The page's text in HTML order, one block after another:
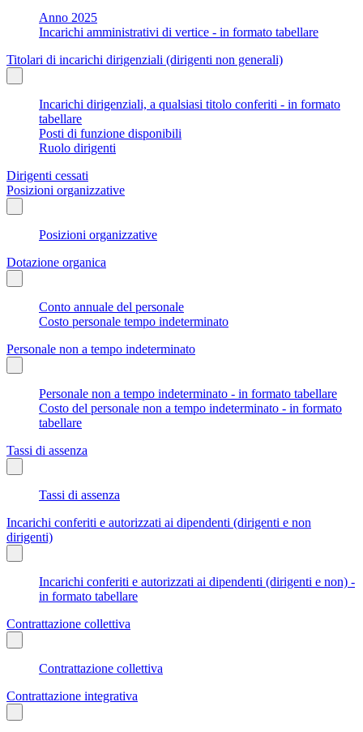
Anno 2025
Incarichi amministrativi di vertice - in formato tabellare
Titolari di incarichi dirigenziali (dirigenti non generali)
Incarichi dirigenziali, a qualsiasi titolo conferiti - in formato
tabellare
Posti di funzione disponibili
Ruolo dirigenti
Dirigenti cessati
Posizioni organizzative
Posizioni organizzative
Dotazione organica
Conto annuale del personale
Costo personale tempo indeterminato
Personale non a tempo indeterminato
Personale non a tempo indeterminato - in formato tabellare
Costo del personale non a tempo indeterminato - in formato
tabellare
Tassi di assenza
Tassi di assenza
Incarichi conferiti e autorizzati ai dipendenti (dirigenti e non
dirigenti)
Incarichi conferiti e autorizzati ai dipendenti (dirigenti e non) -
in formato tabellare
Contrattazione collettiva
Contrattazione collettiva
Contrattazione integrativa